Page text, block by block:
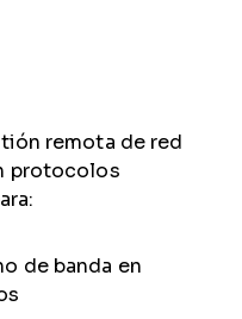
remota de red
protocolos
de banda en